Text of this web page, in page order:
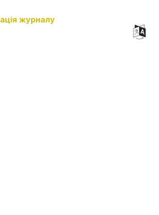
журналу